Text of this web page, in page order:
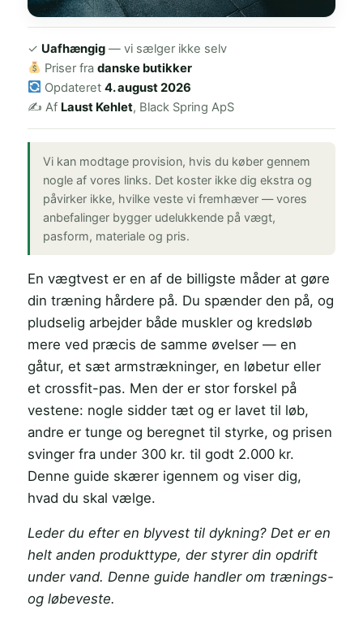
✓ Uafhængig — vi sælger ikke selv
Priser fra danske butikker
Opdateret 4. august 2026
✍️ Af Laust Kehlet, Black Spring ApS
Vi kan modtage provision, hvis du køber gennem
nogle af vores links. Det koster ikke dig ekstra og
påvirker ikke, hvilke veste vi fremhæver — vores
anbefalinger bygger udelukkende på vægt,
pasform, materiale og pris.
En vægtvest er en af de billigste måder at gøre
din træning hårdere på. Du spænder den på, og
pludselig arbejder både muskler og kredsløb
mere ved præcis de samme øvelser — en
gåtur, et sæt armstrækninger, en løbetur eller
et crossfit-pas. Men der er stor forskel på
vestene: nogle sidder tæt og er lavet til løb,
andre er tunge og beregnet til styrke, og prisen
svinger fra under 300 kr. til godt 2.000 kr.
Denne guide skærer igennem og viser dig,
hvad du skal vælge.
Leder du efter en blyvest til dykning? Det er en
helt anden produkttype, der styrer din opdrift
under vand. Denne guide handler om trænings-
og løbeveste.